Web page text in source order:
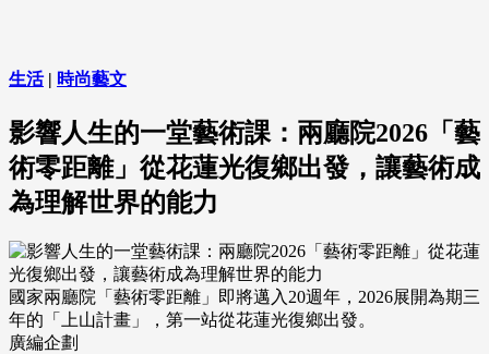
生活| 時尚藝文
影響人生的一堂藝術課：兩廳院2026「藝
術零距離」從花蓮光復鄉出發，讓藝術成
為理解世界的能力
國家兩廳院「藝術零距離」即將邁入20週年，2026展開為期三
年的「上山計畫」，第一站從花蓮光復鄉出發。
廣編企劃